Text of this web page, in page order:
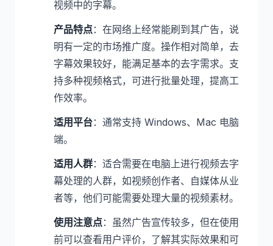
视频中的字幕。
产品特点：在网络上经常能刷到其广告，说
明有一定的市场推广度。操作相对简单，去
字幕效果较好，能满足基本的去字需求。支
持多种视频格式，可进行批量处理，提高工
作效率。
适用平台：通常支持 Windows、Mac 电脑
端。
适用人群：适合需要在电脑上进行视频去字
幕处理的人群，如视频创作者、自媒体从业
者等，他们可能需要处理大量的视频素材。
使用注意点：虽然广告宣传较多，但在使用
前可以查看用户评价，了解其实际效果和可